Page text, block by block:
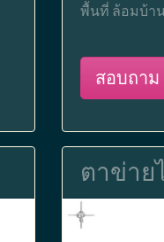
พื้นที่ ล้อมบ้า
สอบถาม
ตาข่าย